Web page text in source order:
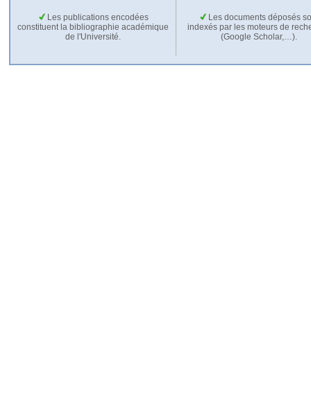
Les publications encodées
constituent la bibliographie académique
de l'Université.
Les documents déposés
indexés par les moteurs de
(Google Scholar,…).